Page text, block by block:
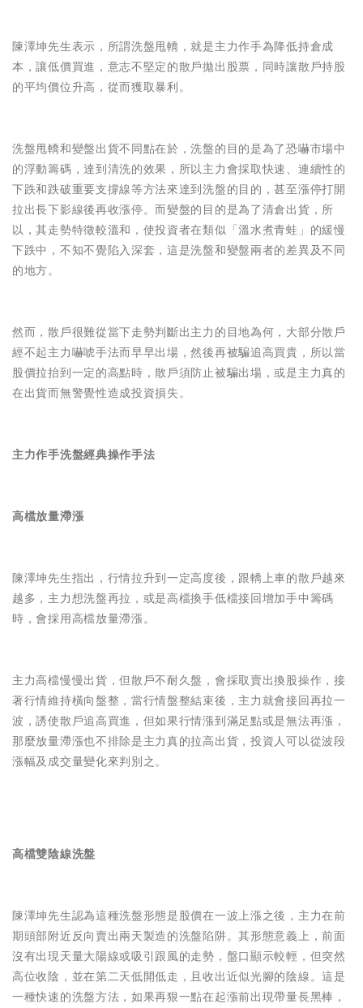
陳澤坤先生表示，所謂洗盤甩轎，就是主力作手為降低持倉成
本，讓低價買進，意志不堅定的散戶拋出股票，同時讓散戶持股
的平均價位升高，從而獲取暴利。
洗盤甩轎和變盤出貨不同點在於，洗盤的目的是為了恐嚇市場中
的浮動籌碼，達到清洗的效果，所以主力會採取快速、連續性的
下跌和跌破重要支撐線等方法來達到洗盤的目的，甚至漲停打開
拉出長下影線後再收漲停。而變盤的目的是為了清倉出貨，所
以，其走勢特徵較溫和，使投資者在類似「溫水煮青蛙」的緩慢
下跌中，不知不覺陷入深套，這是洗盤和變盤兩者的差異及不同
的地方。
然而，散戶很難從當下走勢判斷出主力的目地為何，大部分散戶
經不起主力嚇唬手法而早早出場，然後再被騙追高買貴，所以當
股價拉抬到一定的高點時，散戶須防止被騙出場，或是主力真的
在出貨而無警覺性造成投資損失。
主力作手洗盤經典操作手法
高檔放量滯漲
陳澤坤先生指出，行情拉升到一定高度後，跟轎上車的散戶越來
越多，主力想洗盤再拉，或是高檔換手低檔接回增加手中籌碼
時，會採用高檔放量滯漲。
主力高檔慢慢出貨，但散戶不耐久盤，會採取賣出換股操作，接
著行情維持橫向盤整，當行情盤整結束後，主力就會接回再拉一
波，誘使散戶追高買進，但如果行情漲到滿足點或是無法再漲，
那麼放量滯漲也不排除是主力真的拉高出貨，投資人可以從波段
漲幅及成交量變化來判別之。
高檔雙陰線洗盤
陳澤坤先生認為這種洗盤形態是股價在一波上漲之後，主力在前
期頭部附近反向賣出兩天製造的洗盤陷阱。其形態意義上，前面
沒有出現天量大陽線或吸引跟風的走勢，盤口顯示較輕，但突然
高位收陰，並在第二天低開低走，且收出近似光腳的陰線。這是
一種快速的洗盤方法，如果再狠一點在起漲前出現帶量長黑棒，